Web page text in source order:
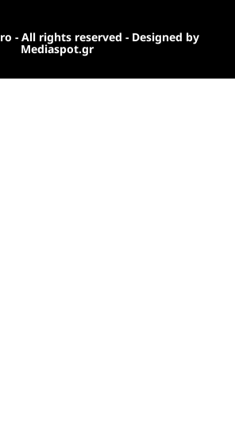
- All rights reserved - Designed by
Mediaspot.gr